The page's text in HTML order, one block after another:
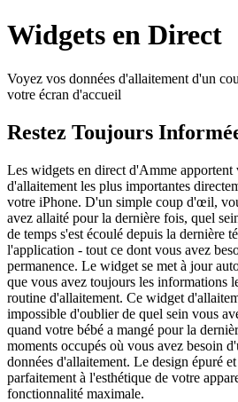
Widgets en Direct
Voyez vos données d'allaitement d'un
votre écran d'accueil
Restez Toujours
Les widgets en direct d'Amme apportent
d'allaitement les plus importantes
votre iPhone. D'un simple coup d'œil,
avez allaité pour la dernière fois, quel
de temps s'est écoulé depuis la dernière
l'application - tout ce dont vous avez
permanence. Le widget se met à jour
que vous avez toujours les informations
routine d'allaitement. Ce widget
impossible d'oublier de quel sein vous
quand votre bébé a mangé pour la
moments occupés où vous avez besoin
données d'allaitement. Le design épuré
parfaitement à l'esthétique de votre
fonctionnalité maximale.